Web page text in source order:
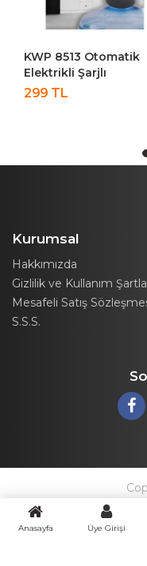
KWP 8513 Otomatik
Elektrikli Şarjlı
Damacana Su
299 TL
Kurumsal
Hakkımızda
Gizlilik ve Kullanım
Mesafeli Satış
S.S.S.
Anasayfa Üye Girişi